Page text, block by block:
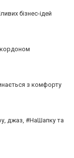
бізнес-ідей
з комфорту
джаз, #НаШапку та